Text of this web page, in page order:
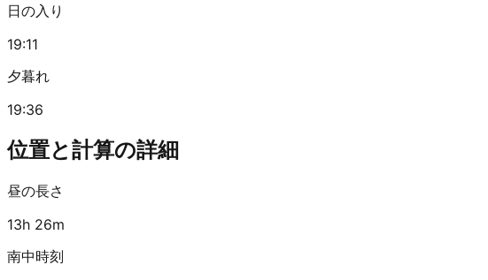
日の入り
19:11
夕暮れ
19:36
位置と計算の詳細
昼の長さ
13h 26m
南中時刻